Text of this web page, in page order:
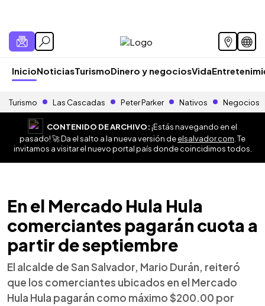
InicioNoticiasTurismoDinero y negociosVida
Turismo Las Cascadas Peter Parker Nativos Negocios
CONTENIDO DE ARCHIVO:¡Estás navegando en el
pasado! 🚀 Da el salto a la nueva versión deelsalvador.com . Te
invitamos a visitar el nuevo portal país donde coincidimos todos.
En el Mercado Hula Hula
comerciantes pagarán cuota a
partir de septiembre
El alcalde de San Salvador, Mario Durán, reiteró
que los comerciantes ubicados en el Mercado
Hula Hula pagarán como máximo $200.00 por